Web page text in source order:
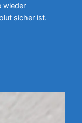
wieder
sicher ist.